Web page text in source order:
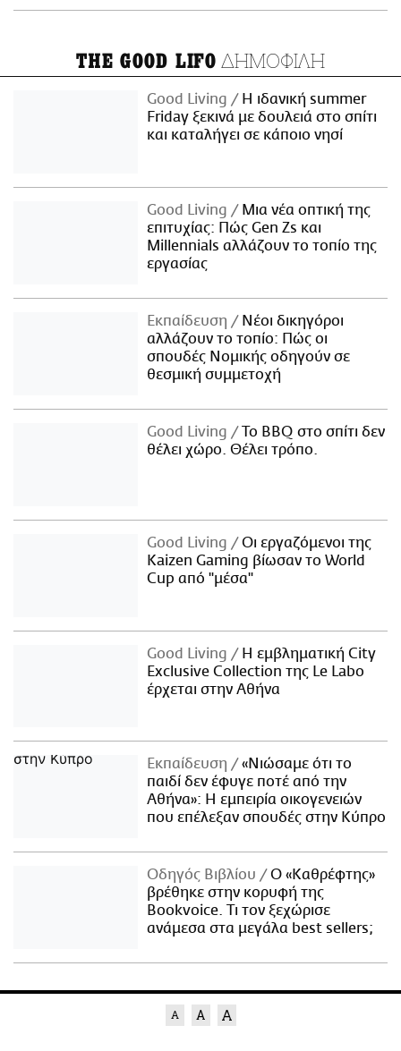
THE GOOD LIFO ΔΗΜΟΦΙΛΗ
Good Living
Η ιδανική summer
Friday ξεκινά με δουλειά στο σπίτι
και καταλήγει σε κάποιο νησί
Good Living
Μια νέα οπτική της
επιτυχίας: Πώς Gen Zs και
Millennials αλλάζουν το τοπίο της
εργασίας
Εκπαίδευση
Νέοι δικηγόροι
αλλάζουν το τοπίο: Πώς οι
σπουδές Νομικής οδηγούν σε
θεσμική συμμετοχή
Good Living
Το BBQ στο σπίτι δεν
θέλει χώρο. Θέλει τρόπο.
Good Living
Οι εργαζόμενοι της
Kaizen Gaming βίωσαν το World
Cup από "μέσα"
Good Living
Η εμβληματική City
Exclusive Collection της Le Labo
έρχεται στην Αθήνα
Εκπαίδευση
«Νιώσαμε ότι το
παιδί δεν έφυγε ποτέ από την
Αθήνα»: Η εμπειρία οικογενειών
που επέλεξαν σπουδές στην Κύπρο
Οδηγός Βιβλίου
Ο «Καθρέφτης»
βρέθηκε στην κορυφή της
Bookvoice. Τι τον ξεχώρισε
ανάμεσα στα μεγάλα best sellers;